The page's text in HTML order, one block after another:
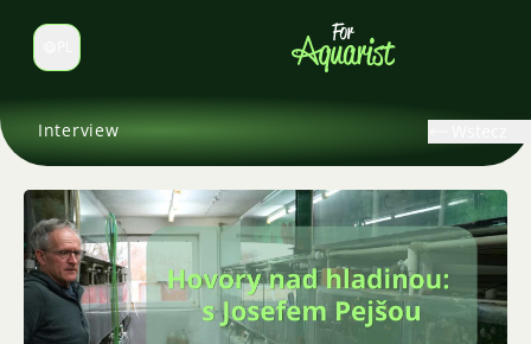
Zmień język
Interview